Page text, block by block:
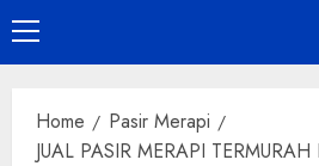
Primary
Menu
Home
Pasir Merapi
JUAL PASIR MERAPI